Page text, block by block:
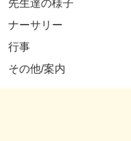
先生達の様子
ナーサリー
行事
その他/案内